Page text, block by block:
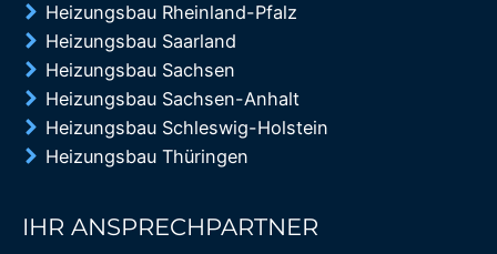
Heizungsbau Rheinland-Pfalz
Heizungsbau Saarland
Heizungsbau Sachsen
Heizungsbau Sachsen-Anhalt
Heizungsbau Schleswig-Holstein
Heizungsbau Thüringen
IHR ANSPRECHPARTNER